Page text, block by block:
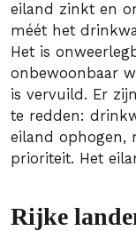
eiland zinkt en
méét het
Het is
onbewoonbaar
is vervuild. Er
te redden:
eiland ophogen,
prioriteit. Het
Rijke